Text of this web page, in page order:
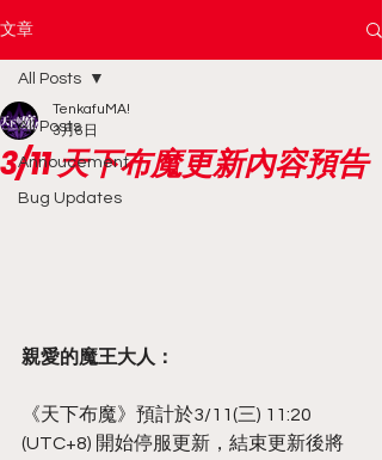
文章
All Posts
Annoucement
Bug Updates
All Posts
3/11 天下布魔更新內容預告
TenkafuMA!
3月6日
親愛的魔王大人：
《天下布魔》預計於3/11(三) 11:20
(UTC+8) 開始停服更新，結束更新後將